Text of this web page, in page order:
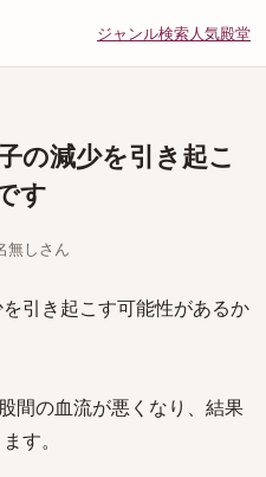
ジャンル検索人気殿堂
の減少を引き起こ
す
しさん
引き起こす可能性があるか
間の血流が悪くなり、結果
す。